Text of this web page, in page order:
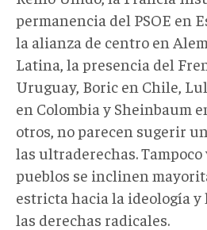
permanencia del PSOE en
la alianza de centro en
Latina, la presencia del
Uruguay, Boric en Chile,
en Colombia y Sheinbaum
otros, no parecen sugerir
las ultraderechas. Tampoco
pueblos se inclinen
estricta hacia la ideología y
las derechas radicales.